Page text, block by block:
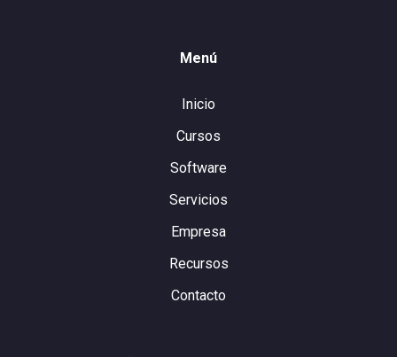
Menú
Inicio
Cursos
Software
Servicios
Empresa
Recursos
Contacto